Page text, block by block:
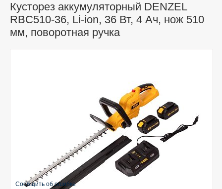
Кусторез аккумуляторный DENZEL
RBC510-36, Li-ion, 36 Вт, 4 Ач, нож 510
мм, поворотная ручка
Сообщить об ошибке